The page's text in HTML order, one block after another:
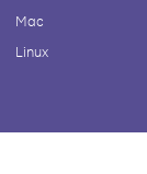
Mac
Linux